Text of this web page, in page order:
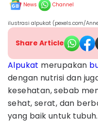
News Channel
ilustrasi alpukat (pexels.com/
Share Article
Alpukat merupakan
dengan nutrisi dan
kesehatan, sebab
sehat, serat, dan
yang baik untuk